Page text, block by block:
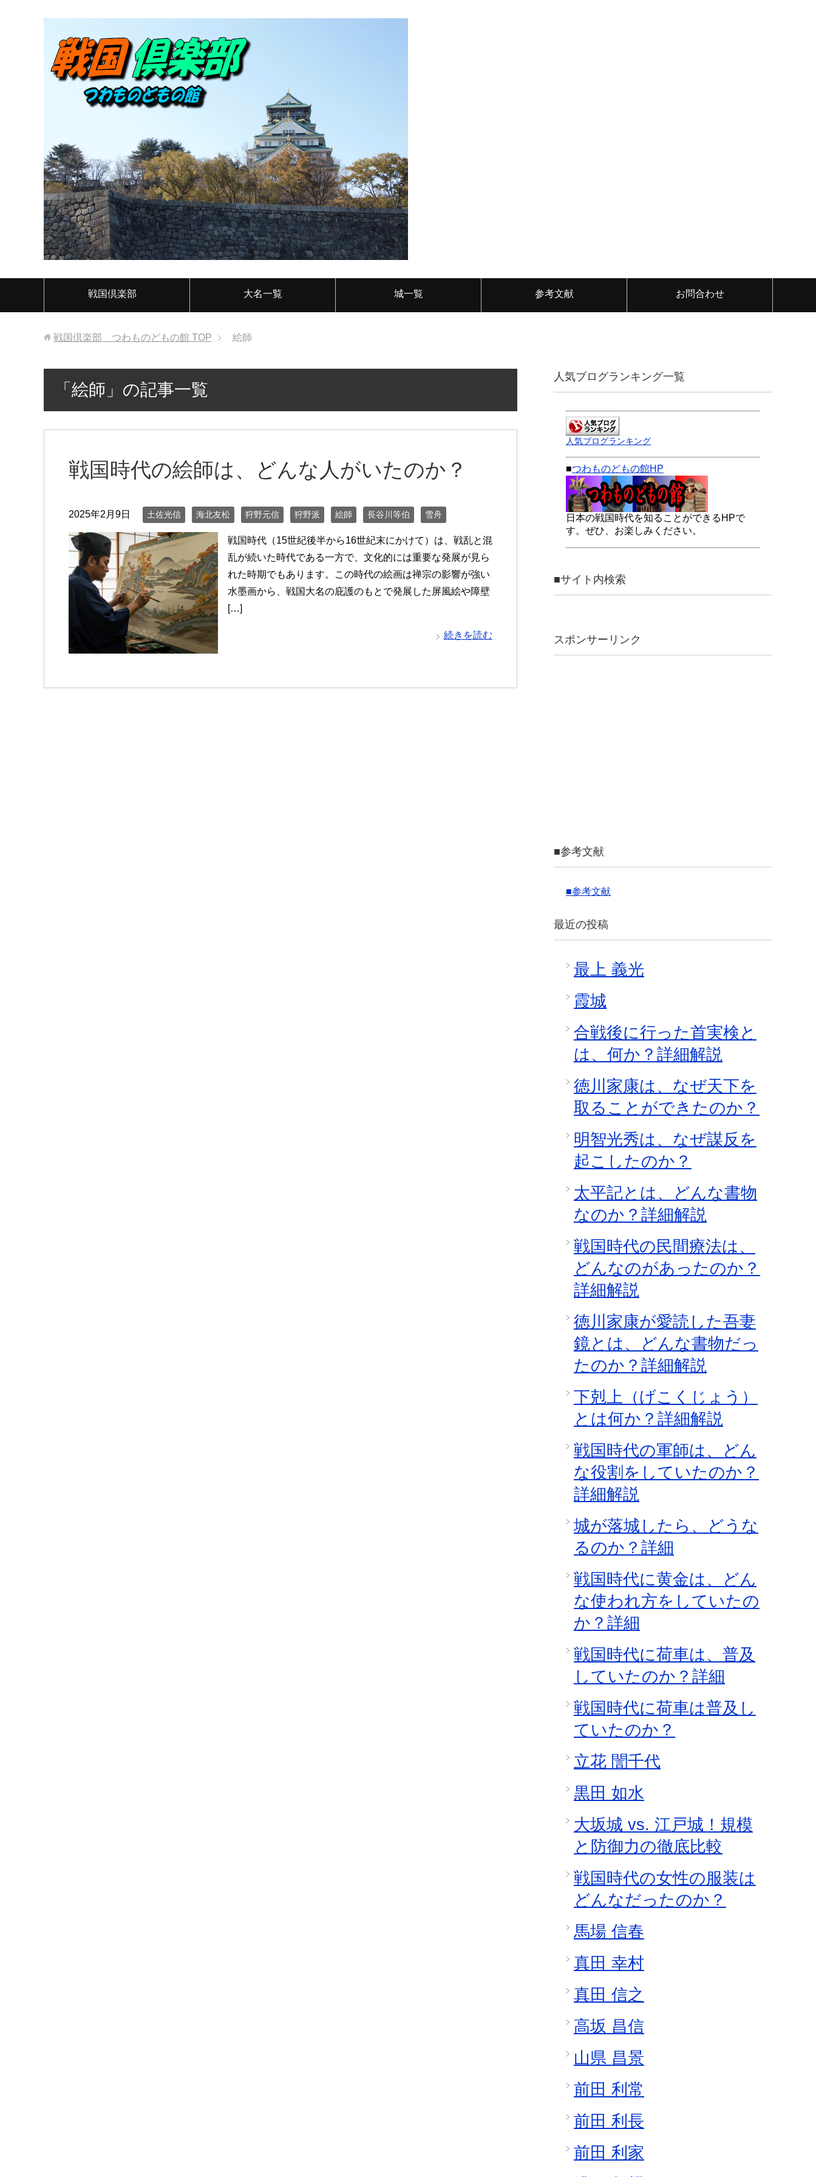
戦国倶楽部 大名一覧 城一覧 参考文献 お問合わせ
戦国倶楽部 つわものどもの館 TOP 絵師
「絵師」の記事一覧
戦国時代の絵師は、どんな人がいたのか？
2025年2月9日 土佐光信 海北友松 狩野元信 狩野派 絵師 長谷川等伯 雪舟
戦国時代（15世紀後半から16世紀末にかけて）は、戦乱と混
乱が続いた時代である一方で、文化的には重要な発展が見ら
れた時期でもあります。この時代の絵画は禅宗の影響が強い
水墨画から、戦国大名の庇護のもとで発展した屏風絵や障壁
[…]
続きを読む
人気ブログランキング一覧
人気ブログランキング
■つわものどもの館HP
日本の戦国時代を知ることができるHPで
す。ぜひ、お楽しみください。
■サイト内検索
スポンサーリンク
■参考文献
■参考文献
最近の投稿
最上 義光
霞城
合戦後に行った首実検と
は、何か？詳細解説
徳川家康は、なぜ天下を
取ることができたのか？
明智光秀は、なぜ謀反を
起こしたのか？
太平記とは、どんな書物
なのか？詳細解説
戦国時代の民間療法は、
どんなのがあったのか？
詳細解説
徳川家康が愛読した吾妻
鏡とは、どんな書物だっ
たのか？詳細解説
下剋上（げこくじょう）
とは何か？詳細解説
戦国時代の軍師は、どん
な役割をしていたのか？
詳細解説
城が落城したら、どうな
るのか？詳細
戦国時代に黄金は、どん
な使われ方をしていたの
か？詳細
戦国時代に荷車は、普及
していたのか？詳細
戦国時代に荷車は普及し
ていたのか？
立花 誾千代
黒田 如水
大坂城 vs. 江戸城！規模
と防御力の徹底比較
戦国時代の女性の服装は
どんなだったのか？
馬場 信春
真田 幸村
真田 信之
高坂 昌信
山県 昌景
前田 利常
前田 利長
前田 利家